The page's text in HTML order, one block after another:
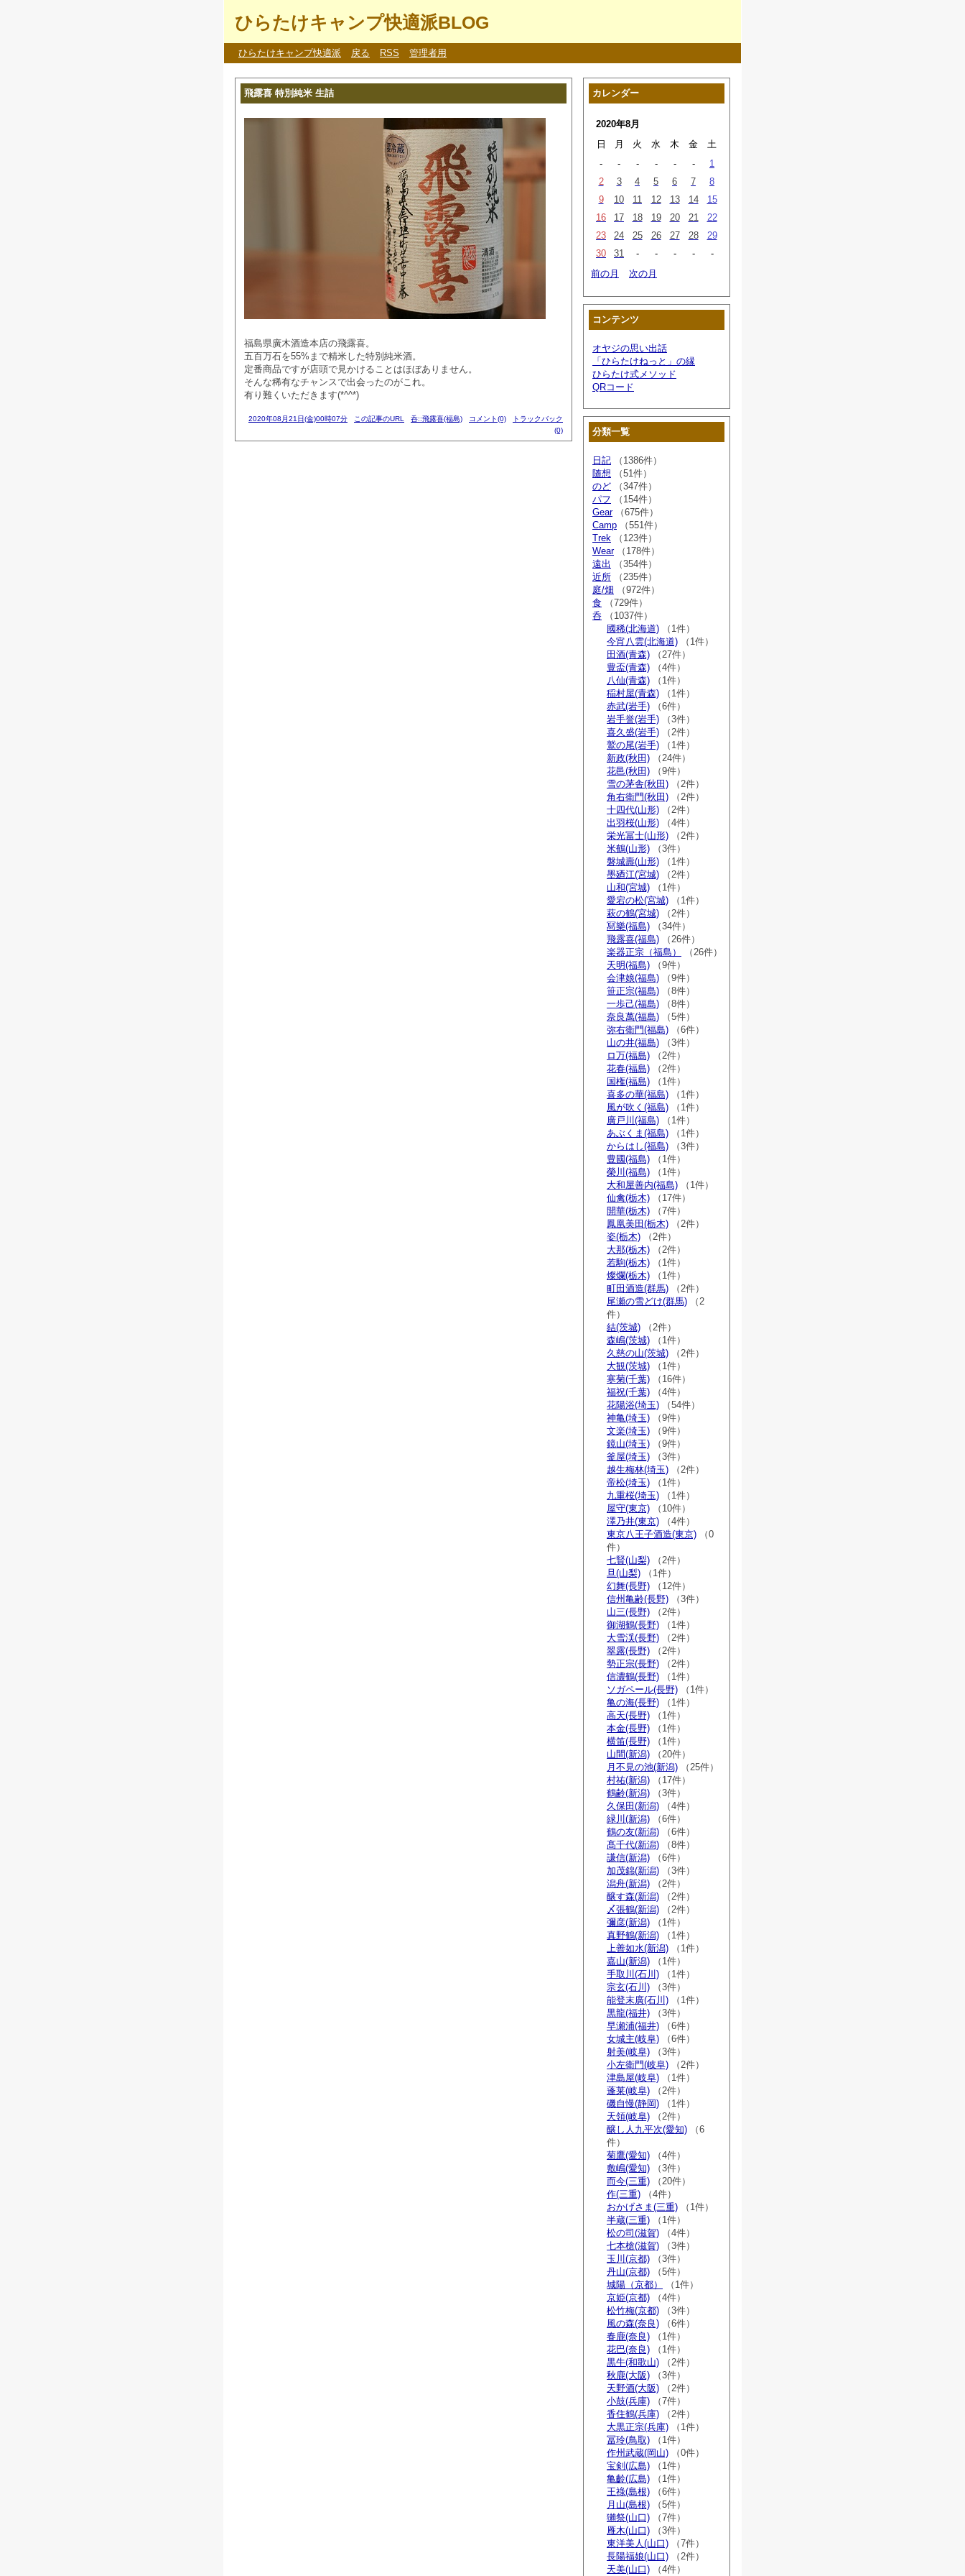
ひらたけキャンプ快適派BLOG
ひらたけキャンプ快適派 戻る RSS 管理者用
飛露喜 特別純米 生詰
福島県廣木酒造本店の飛露喜。
五百万石を55%まで精米した特別純米酒。
定番商品ですが店頭で見かけることはほぼありません。
そんな稀有なチャンスで出会ったのがこれ。
有り難くいただきます(*^^*)
2020年08月21日(金)00時07分 この記事のURL 呑::飛露喜(福島) コメント(0)
トラックバック
(0)
カレンダー
2020年8月
日
月 火 水 木 金
土
-
- - - - -
1
2
3 4 5 6 7
8
9
10 11 12 13 14
15
16
17 18 19 20 21
22
23
24 25 26 27 28
29
30
31 - - - -
-
前の月
次の月
コンテンツ
オヤジの思い出話
「ひらたけねっと」の縁
ひらたけ式メソッド
QRコード
分類一覧
日記 （1386件）
随想 （51件）
のど （347件）
パフ （154件）
Gear（675件）
Camp （551件）
Trek （123件）
Wear（178件）
遠出
（354件）
近所 （235件）
庭/畑 （972件）
食 （729件）
呑 （1037件）
國稀(北海道) （1件）
今宵八雲(北海道) （1件）
田酒(青森) （27件）
豊盃(青森) （4件）
八仙(青森) （1件）
稲村屋(青森) （1件）
赤武(岩手) （6件）
岩手誉(岩手) （3件）
喜久盛(岩手) （2件）
鷲の尾(岩手) （1件）
新政(秋田) （24件）
花邑(秋田) （9件）
雪の茅舎(秋田) （2件）
角右衛門(秋田) （2件）
十四代(山形) （2件）
出羽桜(山形) （4件）
栄光冨士(山形) （2件）
米鶴(山形) （3件）
磐城壽(山形) （1件）
墨廼江(宮城) （2件）
山和(宮城) （1件）
愛宕の松(宮城) （1件）
萩の鶴(宮城) （2件）
冩樂(福島) （34件）
飛露喜(福島) （26件）
楽器正宗（福島）
（26件）
天明(福島) （9件）
会津娘(福島) （9件）
笹正宗(福島) （8件）
一歩己(福島) （8件）
奈良萬(福島) （5件）
弥右衛門(福島) （6件）
山の井(福島) （3件）
ロ万(福島) （2件）
花春(福島) （2件）
国権(福島) （1件）
喜多の華(福島) （1件）
風が吹く(福島) （1件）
廣戸川(福島) （1件）
あぶくま(福島) （1件）
からはし(福島) （3件）
豊國(福島) （1件）
榮川(福島) （1件）
大和屋善内(福島) （1件）
仙禽(栃木) （17件）
開華(栃木) （7件）
鳳凰美田(栃木) （2件）
姿(栃木) （2件）
大那(栃木) （2件）
若駒(栃木) （1件）
燦爛(栃木) （1件）
町田酒造(群馬) （2件）
尾瀬の雪どけ(群馬) （2
件）
結(茨城) （2件）
森嶋(茨城) （1件）
久慈の山(茨城) （2件）
大観(茨城) （1件）
寒菊(千葉) （16件）
福祝(千葉) （4件）
花陽浴(埼玉) （54件）
神亀(埼玉) （9件）
文楽(埼玉) （9件）
鏡山(埼玉) （9件）
釜屋(埼玉) （3件）
越生梅林(埼玉) （2件）
帝松(埼玉) （1件）
九重桜(埼玉) （1件）
屋守(東京) （10件）
澤乃井(東京) （4件）
東京八王子酒造(東京) （0
件）
七賢(山梨) （2件）
旦(山梨) （1件）
幻舞(長野) （12件）
信州亀齢(長野) （3件）
山三(長野) （2件）
御湖鶴(長野) （1件）
大雪渓(長野) （2件）
翠露(長野) （2件）
勢正宗(長野) （2件）
信濃鶴(長野) （1件）
ソガペール(長野) （1件）
亀の海(長野) （1件）
高天(長野) （1件）
本金(長野) （1件）
横笛(長野) （1件）
山間(新潟) （20件）
月不見の池(新潟) （25件）
村祐(新潟) （17件）
鶴齢(新潟) （3件）
久保田(新潟) （4件）
緑川(新潟) （6件）
鶴の友(新潟) （6件）
髙千代(新潟) （8件）
謙信(新潟) （6件）
加茂錦(新潟) （3件）
潟舟(新潟) （2件）
醸す森(新潟) （2件）
〆張鶴(新潟) （2件）
彌彦(新潟) （1件）
真野鶴(新潟) （1件）
上善如水(新潟) （1件）
嘉山(新潟) （1件）
手取川(石川) （1件）
宗玄(石川) （3件）
能登末廣(石川) （1件）
黒龍(福井) （3件）
早瀬浦(福井) （6件）
女城主(岐阜) （6件）
射美(岐阜) （3件）
小左衛門(岐阜) （2件）
津島屋(岐阜) （1件）
蓬莱(岐阜) （2件）
磯自慢(静岡) （1件）
天領(岐阜) （2件）
醸し人九平次(愛知) （6
件）
菊鷹(愛知) （4件）
敷嶋(愛知) （3件）
而今(三重) （20件）
作(三重) （4件）
おかげさま(三重) （1件）
半蔵(三重) （1件）
松の司(滋賀) （4件）
七本槍(滋賀) （3件）
玉川(京都) （3件）
丹山(京都) （5件）
城陽（京都）
（1件）
京姫(京都) （4件）
松竹梅(京都) （3件）
風の森(奈良) （6件）
春鹿(奈良) （1件）
花巴(奈良) （1件）
黒牛(和歌山) （2件）
秋鹿(大阪) （3件）
天野酒(大阪) （2件）
小鼓(兵庫) （7件）
香住鶴(兵庫) （2件）
大黒正宗(兵庫) （1件）
冨玲(鳥取) （1件）
作州武蔵(岡山) （0件）
宝剣(広島) （1件）
亀齡(広島) （1件）
王祿(島根) （6件）
月山(島根) （5件）
獺祭(山口) （7件）
雁木(山口) （3件）
東洋美人(山口) （7件）
長陽福娘(山口) （2件）
天美(山口) （4件）